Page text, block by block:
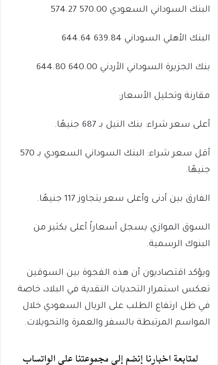
البنك السوداني السعودي 570.00 574.27
البنك الأهلي السوداني 639.84 644.64
بنك الجزيرة السوداني الأردني 640.00 644.80
مقارنة وتحليل الأسعار:
أعلى سعر شراء: بنك النيل بـ 687 جنيهًا.
أقل سعر شراء: البنك السوداني السعودي بـ 570
جنيهًا.
الفارق بين أدنى وأعلى سعر يتجاوز 117 جنيهًا.
السوق الموازي يسجل أسعاراً أعلى بكثير من
البنوك الرسمية.
ويؤكد اقتصاديون أن هذه الفجوة بين السوقين
تعكس استمرار التحديات النقدية في البلاد، خاصة
في ظل ارتفاع الطلب على الريال السعودي خلال
المواسم المرتبطة بالسفر والعمرة والتحويلات.